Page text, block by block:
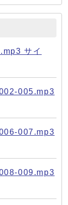
サイ
005.mp3
007.mp3
009.mp3